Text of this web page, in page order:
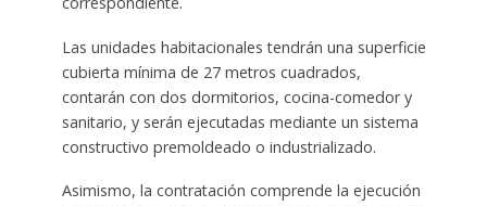
Las unidades habitacionales tendrán una superficie
cubierta mínima de 27 metros cuadrados,
contarán con dos dormitorios, cocina-comedor y
sanitario, y serán ejecutadas mediante un sistema
constructivo premoldeado o industrializado.
Asimismo, la contratación comprende la ejecución